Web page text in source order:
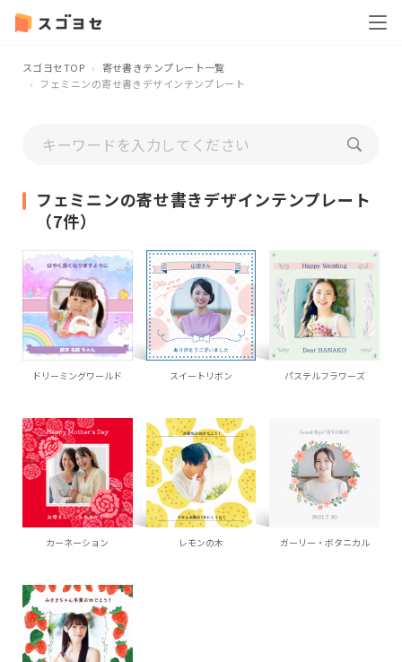
スゴヨセTOP
寄せ書きテンプレート一覧
フェミニンの寄せ書きデザインテンプレート
フェミニンの寄せ書きデザインテンプレート
（7件）
ドリーミングワールド スイートリボン パステルフラワーズ
カーネーション レモンの木 ガーリー・ボタニカル